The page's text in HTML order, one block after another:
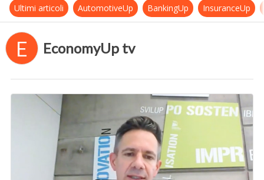
Ultimi articoli AutomotiveUp BankingUp InsuranceUp
E EconomyUp tv